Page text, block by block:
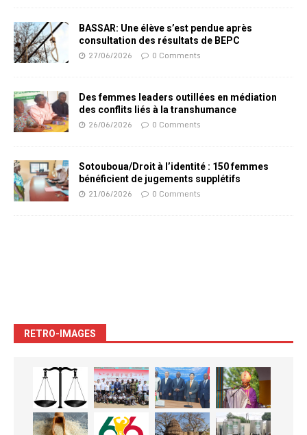
BASSAR: Une élève s’est pendue après
consultation des résultats de BEPC
27/06/2026 0 Comments
Des femmes leaders outillées en médiation
des conflits liés à la transhumance
26/06/2026 0 Comments
Sotouboua/Droit à l’identité : 150 femmes
bénéficient de jugements supplétifs
21/06/2026 0 Comments
RETRO-IMAGES